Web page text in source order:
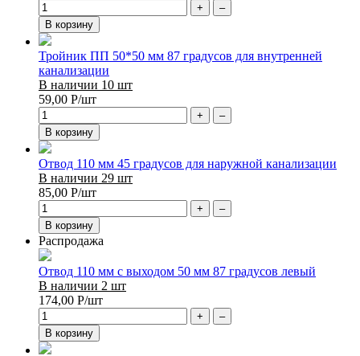
+
–
В корзину
Тройник ПП 50*50 мм 87 градусов для внутренней
канализации
В наличии 10 шт
59,00 Р/шт
+
–
В корзину
Отвод 110 мм 45 градусов для наружной канализации
В наличии 29 шт
85,00 Р/шт
+
–
В корзину
Распродажа
Отвод 110 мм с выходом 50 мм 87 градусов левый
В наличии 2 шт
174,00 Р/шт
+
–
В корзину